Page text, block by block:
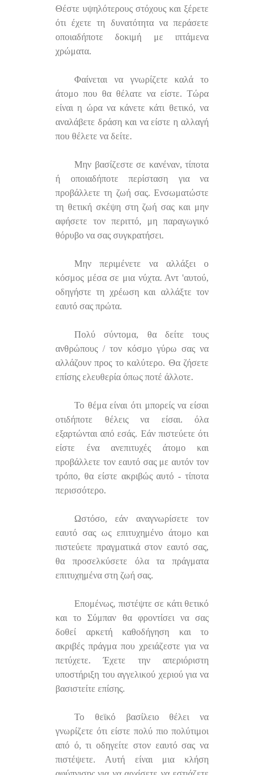
Θέστε υψηλότερους στόχους και ξέρετε
ότι έχετε τη δυνατότητα να περάσετε
οποιαδήποτε δοκιμή με ιπτάμενα
χρώματα.
Φαίνεται να γνωρίζετε καλά το
άτομο που θα θέλατε να είστε. Τώρα
είναι η ώρα να κάνετε κάτι θετικό, να
αναλάβετε δράση και να είστε η αλλαγή
που θέλετε να δείτε.
Μην βασίζεστε σε κανέναν, τίποτα
ή οποιαδήποτε περίσταση για να
προβάλλετε τη ζωή σας. Ενσωματώστε
τη θετική σκέψη στη ζωή σας και μην
αφήσετε τον περιττό, μη παραγωγικό
θόρυβο να σας συγκρατήσει.
Μην περιμένετε να αλλάξει ο
κόσμος μέσα σε μια νύχτα. Αντ 'αυτού,
οδηγήστε τη χρέωση και αλλάξτε τον
εαυτό σας πρώτα.
Πολύ σύντομα, θα δείτε τους
ανθρώπους / τον κόσμο γύρω σας να
αλλάζουν προς το καλύτερο. Θα ζήσετε
επίσης ελευθερία όπως ποτέ άλλοτε.
Το θέμα είναι ότι μπορείς να είσαι
οτιδήποτε θέλεις να είσαι. όλα
εξαρτώνται από εσάς. Εάν πιστεύετε ότι
είστε ένα ανεπιτυχές άτομο και
προβάλλετε τον εαυτό σας με αυτόν τον
τρόπο, θα είστε ακριβώς αυτό - τίποτα
περισσότερο.
Ωστόσο, εάν αναγνωρίσετε τον
εαυτό σας ως επιτυχημένο άτομο και
πιστεύετε πραγματικά στον εαυτό σας,
θα προσελκύσετε όλα τα πράγματα
επιτυχημένα στη ζωή σας.
Επομένως, πιστέψτε σε κάτι θετικό
και το Σύμπαν θα φροντίσει να σας
δοθεί αρκετή καθοδήγηση και το
ακριβές πράγμα που χρειάζεστε για να
πετύχετε. Έχετε την απεριόριστη
υποστήριξη του αγγελικού χεριού για να
βασιστείτε επίσης.
Το θεϊκό βασίλειο θέλει να
γνωρίζετε ότι είστε πολύ πιο πολύτιμοι
από ό, τι οδηγείτε στον εαυτό σας να
πιστέψετε. Αυτή είναι μια κλήση